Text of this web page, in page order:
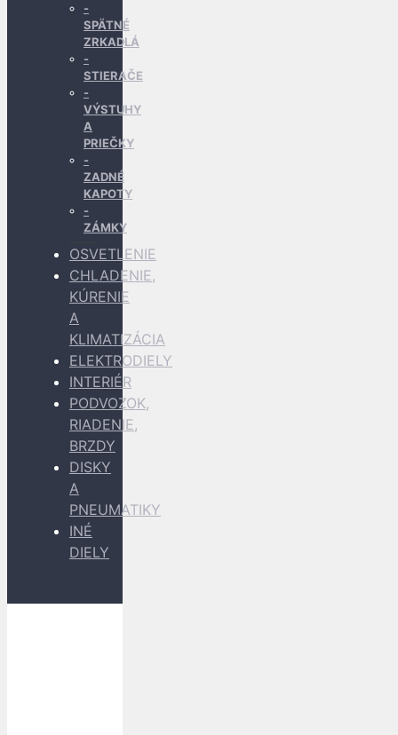
SPÄTNÉ
ZRKADLÁ
STIERAČE
VÝSTUHY
A
PRIEČKY
ZADNÉ
KAPOTY
ZÁMKY
OSVETLENIE
CHLADENIE,
KÚRENIE
A
KLIMATIZÁCIA
ELEKTRODIELY
INTERIÉR
PODVOZOK,
RIADENIE,
BRZDY
DISKY
A
PNEUMATIKY
INÉ
DIELY